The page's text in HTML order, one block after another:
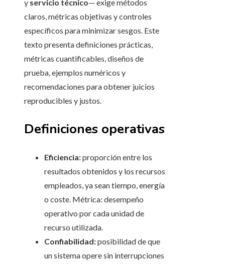
y servicio técnico— exige métodos
claros, métricas objetivas y controles
específicos para minimizar sesgos. Este
texto presenta definiciones prácticas,
métricas cuantificables, diseños de
prueba, ejemplos numéricos y
recomendaciones para obtener juicios
reproducibles y justos.
Definiciones operativas
Eficiencia:proporción entre los
resultados obtenidos y los recursos
empleados, ya sean tiempo, energía
o coste. Métrica: desempeño
operativo por cada unidad de
recurso utilizada.
Confiabilidad:posibilidad de que
un sistema opere sin interrupciones